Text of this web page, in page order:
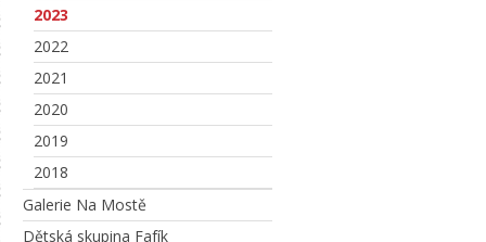
2023
2022
2021
2020
2019
2018
Galerie Na Mostě
Dětská skupina Fafík